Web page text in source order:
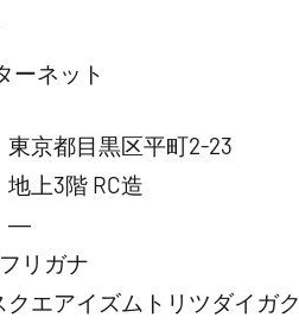
ーネット
京都目黒区平町2-23
上3階 RC造
―
リガナ
クエアイズムトリツダイガク